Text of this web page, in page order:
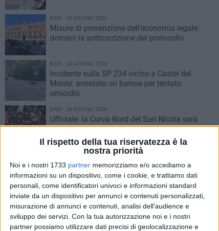
Il rispetto della tua riservatezza è la
nostra priorità
Noi e i nostri 1733 partner memorizziamo e/o accediamo a
informazioni su un dispositivo, come i cookie, e trattiamo dati
personali, come identificatori univoci e informazioni standard
inviate da un dispositivo per annunci e contenuti personalizzati,
misurazione di annunci e contenuti, analisi dell'audience e
sviluppo dei servizi. Con la tua autorizzazione noi e i nostri
partner possiamo utilizzare dati precisi di geolocalizzazione e
BARI - 24 GIUGNO 2026
Misure di prevenzione dell'economia legale:
domani la sottoscrizione del protocollo
BARI - 24 GIUGNO 2026
Incidente sulla SP 234 vicino a Castel del
Monte: arrestato un barese per tentato
omicidio
BARI - 24 GIUGNO 2026
Ufficiale: la Curva Nord del San Nicola sarà
intitolata ad Igor Protti
BARI - 24 GIUGNO 2026
Bari e Vietnam, il sindaco incontra
l'Ambasciatrice
BARI - 23 GIUGNO 2026
La Curva Nord dello stadio San Nicola
intitolata ad Igor Protti